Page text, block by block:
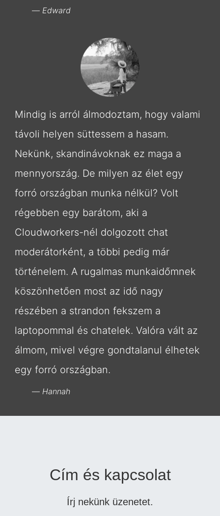
Edward
Mindig is arról álmodoztam, hogy valami
távoli helyen süttessem a hasam.
Nekünk, skandinávoknak ez maga a
mennyország. De milyen az élet egy
forró országban munka nélkül? Volt
régebben egy barátom, aki a
Cloudworkers-nél dolgozott chat
moderátorként, a többi pedig már
történelem. A rugalmas munkaidőmnek
köszönhetően most az idő nagy
részében a strandon fekszem a
laptopommal és chatelek. Valóra vált az
álmom, mivel végre gondtalanul élhetek
egy forró országban.
Hannah
Cím és kapcsolat
Írj nekünk üzenetet.